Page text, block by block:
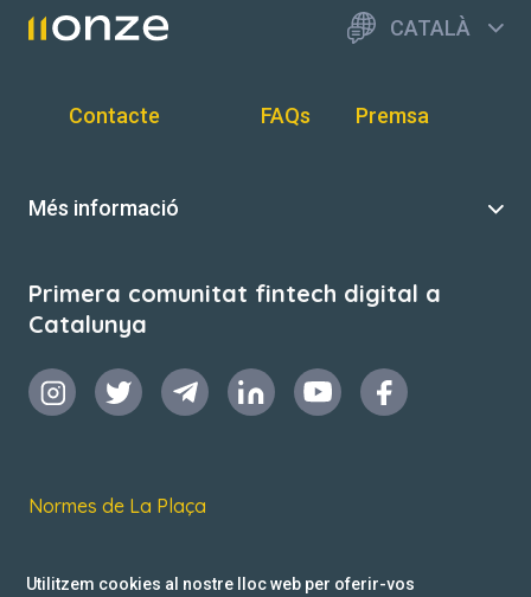
CATALÀ
Contacte FAQs Premsa
Més informació
Primera comunitat fintech digital a
Catalunya
Normes de La Plaça
Utilitzem cookies al nostre lloc web per oferir-vos